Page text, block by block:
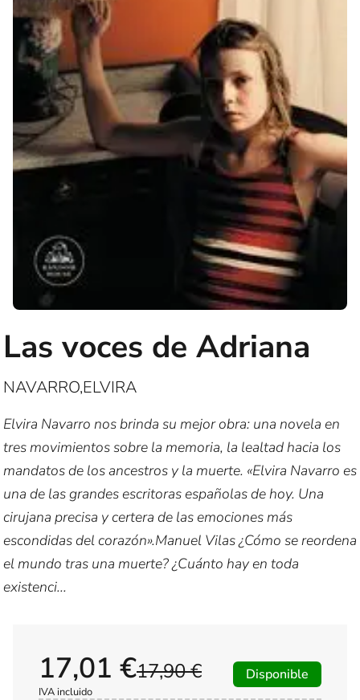
Las voces de Adriana
NAVARRO,ELVIRA
Elvira Navarro nos brinda su mejor obra: una novela en
tres movimientos sobre la memoria, la lealtad hacia los
mandatos de los ancestros y la muerte. «Elvira Navarro es
una de las grandes escritoras españolas de hoy. Una
cirujana precisa y certera de las emociones más
escondidas del corazón».Manuel Vilas ¿Cómo se reordena
el mundo tras una muerte? ¿Cuánto hay en toda
existenci...
17,90 €
17,01 €
IVA incluido
Disponible